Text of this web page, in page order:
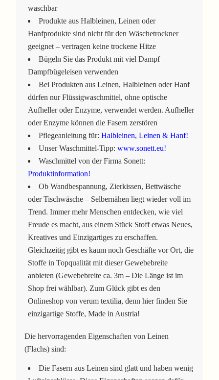
waschbar
Produkte aus Halbleinen, Leinen oder
Hanfprodukte sind nicht für den Wäschetrockner
geeignet – vertragen keine trockene Hitze
Bügeln Sie das Produkt mit viel Dampf –
Dampfbügeleisen verwenden
Bei Produkten aus Leinen, Halbleinen oder Hanf
dürfen nur Flüssigwaschmittel, ohne optische
Aufheller oder Enzyme, verwendet werden. Aufheller
oder Enzyme können die Fasern zerstören
Pflegeanleitung für: Halbleinen, Leinen & Hanf!
Unser Waschmittel-Tipp: www.sonett.eu!
Waschmittel von der Firma Sonett:
Produktinformation!
Ob Wandbespannung, Zierkissen, Bettwäsche
oder Tischwäsche – Selbernähen liegt wieder voll im
Trend. Immer mehr Menschen entdecken, wie viel
Freude es macht, aus einem Stück Stoff etwas Neues,
Kreatives und Einzigartiges zu erschaffen.
Gleichzeitig gibt es kaum noch Geschäfte vor Ort, die
Stoffe in Topqualität mit dieser Gewebebreite
anbieten (Gewebebreite ca. 3m – Die Länge ist im
Shop frei wählbar). Zum Glück gibt es den
Onlineshop von verum textilia, denn hier finden Sie
einzigartige Stoffe, Made in Austria!
Die hervorragenden Eigenschaften von Leinen
(Flachs) sind:
Die Fasern aus Leinen sind glatt und haben wenig